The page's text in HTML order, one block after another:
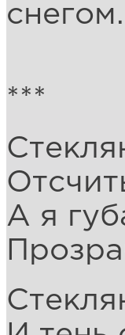
снегом.
***
А я